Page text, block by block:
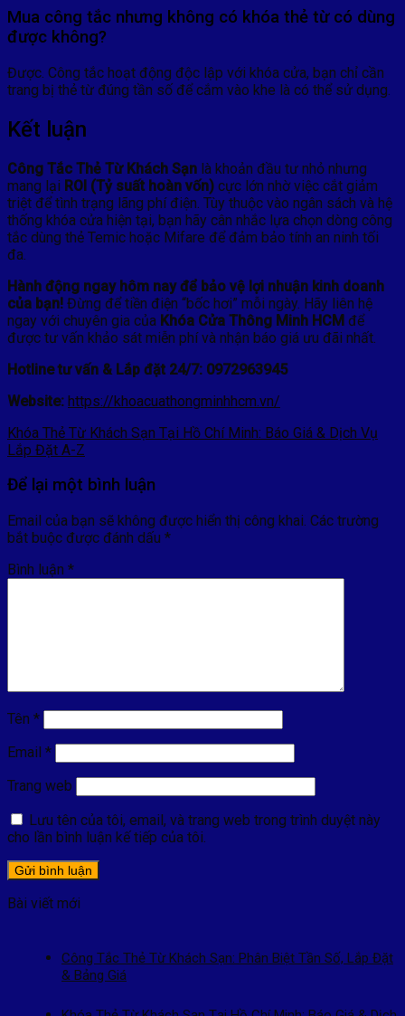
Mua công tắc nhưng không có khóa thẻ từ có dùng
được không?
Được. Công tắc hoạt động độc lập với khóa cửa, bạn chỉ cần
trang bị thẻ từ đúng tần số để cắm vào khe là có thể sử dụng.
Kết luận
Công Tắc Thẻ Từ Khách Sạn là khoản đầu tư nhỏ nhưng
mang lại ROI (Tỷ suất hoàn vốn) cực lớn nhờ việc cắt giảm
triệt để tình trạng lãng phí điện. Tùy thuộc vào ngân sách và hệ
thống khóa cửa hiện tại, bạn hãy cân nhắc lựa chọn dòng công
tắc dùng thẻ Temic hoặc Mifare để đảm bảo tính an ninh tối
đa.
Hành động ngay hôm nay để bảo vệ lợi nhuận kinh doanh
của bạn! Đừng để tiền điện “bốc hơi” mỗi ngày. Hãy liên hệ
ngay với chuyên gia của Khóa Cửa Thông Minh HCM để
được tư vấn khảo sát miễn phí và nhận báo giá ưu đãi nhất.
Hotline tư vấn & Lắp đặt 24/7: 0972963945
Website: https://khoacuathongminhhcm.vn/
Khóa Thẻ Từ Khách Sạn Tại Hồ Chí Minh: Báo Giá & Dịch Vụ
Lắp Đặt A-Z
Để lại một bình luận
Email của bạn sẽ không được hiển thị công khai. Các trường
bắt buộc được đánh dấu *
Bình luận *
Tên *
Email *
Trang web
Lưu tên của tôi, email, và trang web trong trình duyệt này
cho lần bình luận kế tiếp của tôi.
Bài viết mới
Công Tắc Thẻ Từ Khách Sạn: Phân Biệt Tần Số, Lắp Đặt
& Bảng Giá